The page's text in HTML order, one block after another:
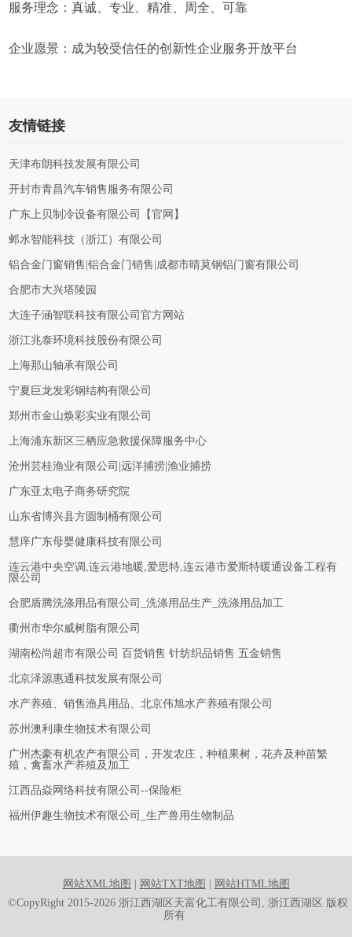
服务理念：真诚、专业、精准、周全、可靠
企业愿景：成为较受信任的创新性企业服务开放平台
友情链接
天津布朗科技发展有限公司
开封市青昌汽车销售服务有限公司
广东上贝制冷设备有限公司【官网】
邺水智能科技（浙江）有限公司
铝合金门窗销售|铝合金门销售|成都市晴莫钢铝门窗有限公司
合肥市大兴塔陵园
大连子涵智联科技有限公司官方网站
浙江兆泰环境科技股份有限公司
上海那山轴承有限公司
宁夏巨龙发彩钢结构有限公司
郑州市金山焕彩实业有限公司
上海浦东新区三栖应急救援保障服务中心
沧州芸桂渔业有限公司|远洋捕捞|渔业捕捞
广东亚太电子商务研究院
山东省博兴县方圆制桶有限公司
慧庠广东母婴健康科技有限公司
连云港中央空调,连云港地暖,爱思特,连云港市爱斯特暖通设备工程有
限公司
合肥盾腾洗涤用品有限公司_洗涤用品生产_洗涤用品加工
衢州市华尔威树脂有限公司
湖南松尚超市有限公司 百货销售 针纺织品销售 五金销售
北京泽源惠通科技发展有限公司
水产养殖、销售渔具用品、北京伟旭水产养殖有限公司
苏州澳利康生物技术有限公司
广州杰豪有机农产有限公司，开发农庄，种植果树，花卉及种苗繁
殖，禽畜水产养殖及加工
江西品焱网络科技有限公司--保险柜
福州伊趣生物技术有限公司_生产兽用生物制品
网站XML地图 网站TXT地图
网站HTML地图
©CopyRight 2015-2026 浙江西湖区天富化工有限公司, 浙江西湖区 版权
所有